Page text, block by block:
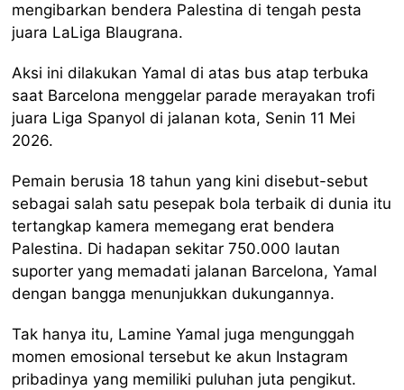
mengibarkan bendera Palestina di tengah pesta
juara LaLiga Blaugrana.
Aksi ini dilakukan Yamal di atas bus atap terbuka
saat Barcelona menggelar parade merayakan trofi
juara Liga Spanyol di jalanan kota, Senin 11 Mei
2026.
Pemain berusia 18 tahun yang kini disebut-sebut
sebagai salah satu pesepak bola terbaik di dunia itu
tertangkap kamera memegang erat bendera
Palestina. Di hadapan sekitar 750.000 lautan
suporter yang memadati jalanan Barcelona, Yamal
dengan bangga menunjukkan dukungannya.
Tak hanya itu, Lamine Yamal juga mengunggah
momen emosional tersebut ke akun Instagram
pribadinya yang memiliki puluhan juta pengikut.